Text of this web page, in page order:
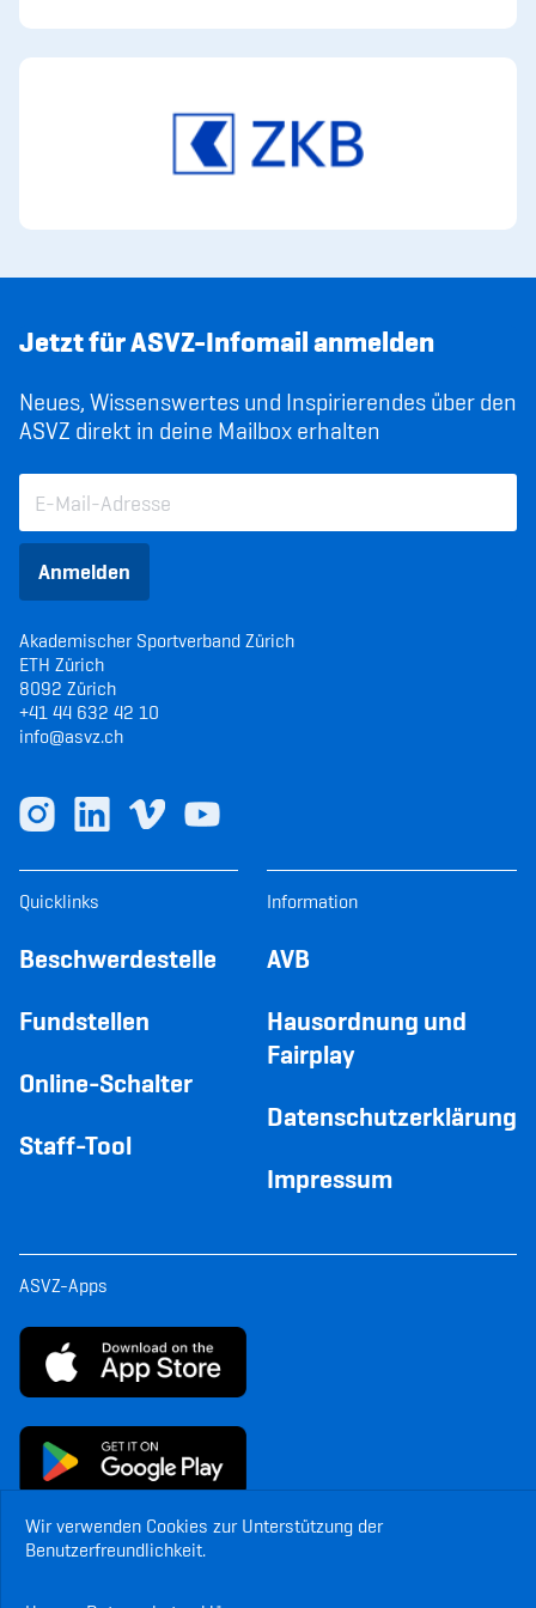
Wir verwenden Cookies zur Unterstützung der
Benutzerfreundlichkeit.
Jetzt für ASVZ-Infomail anmelden
Neues, Wissenswertes und Inspirierendes über den
ASVZ direkt in deine Mailbox erhalten
Anmelden
Akademischer Sportverband Zürich
ETH Zürich
8092 Zürich
+41 44 632 42 10
info@asvz.ch
Quicklinks
Beschwerdestelle
Fundstellen
Online-Schalter
Staff-Tool
Information
AVB
Hausordnung und
Fairplay
Datenschutzerklärung
Impressum
ASVZ-Apps